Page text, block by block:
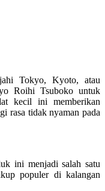
Tokyo, Kyoto, atau
Roihi Tsuboko untuk
kecil ini memberikan
rasa tidak nyaman pada
ini menjadi salah satu
populer di kalangan